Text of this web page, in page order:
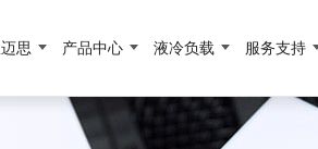
思 产品中心 液冷负载 服务支持